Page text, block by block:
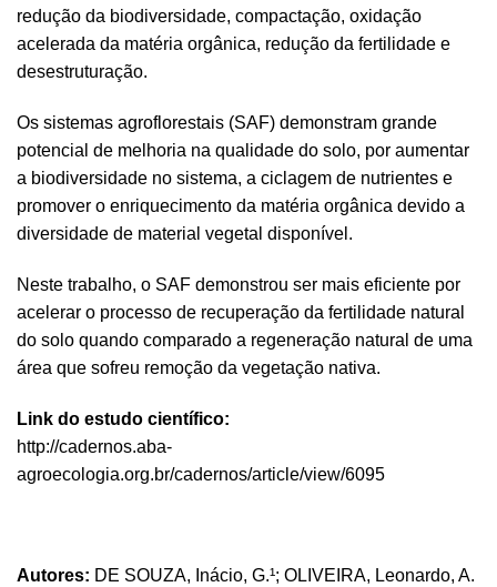
redução da biodiversidade, compactação, oxidação
acelerada da matéria orgânica, redução da fertilidade e
desestruturação.
Os sistemas agroflorestais (SAF) demonstram grande
potencial de melhoria na qualidade do solo, por aumentar
a biodiversidade no sistema, a ciclagem de nutrientes e
promover o enriquecimento da matéria orgânica devido a
diversidade de material vegetal disponível.
Neste trabalho, o SAF demonstrou ser mais eficiente por
acelerar o processo de recuperação da fertilidade natural
do solo quando comparado a regeneração natural de uma
área que sofreu remoção da vegetação nativa.
Link do estudo científico:
http://cadernos.aba-
agroecologia.org.br/cadernos/article/view/6095
Autores: DE SOUZA, Inácio, G.¹; OLIVEIRA, Leonardo, A.